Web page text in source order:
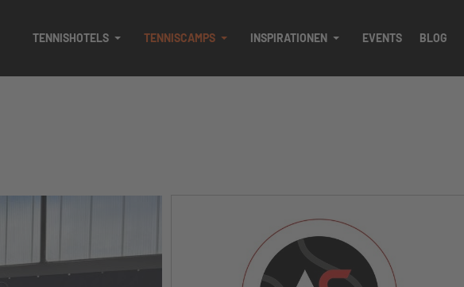
TENNISHOTELS TENNISCAMPS INSPIRATIONEN EVENTS BLOG